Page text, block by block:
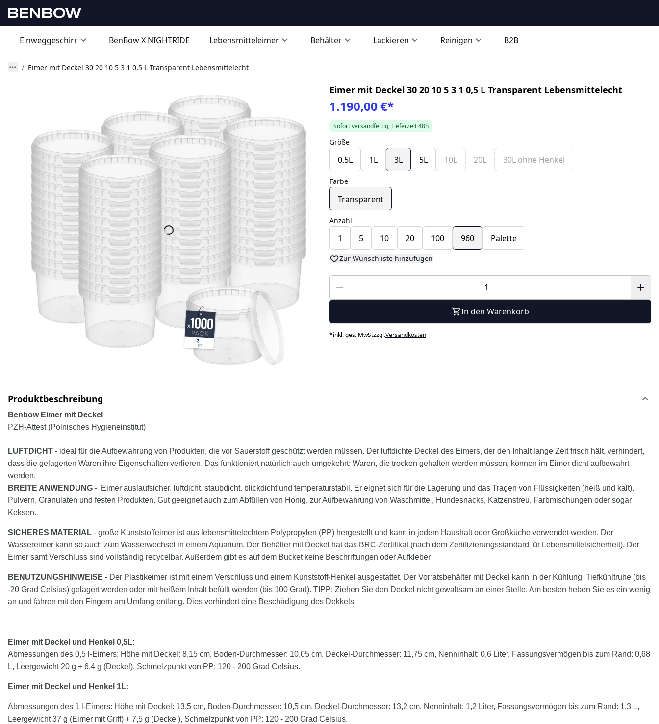
Einweggeschirr BenBow X NIGHTRIDE Lebensmitteleimer Behälter Lackieren Reinigen B2B
Eimer mit Deckel 30 20 10 5 3 1 0,5 L Transparent Lebensmittelecht
Eimer mit Deckel 30 20 10 5 3 1 0,5 L Transparent Lebensmittelecht
1.190,00 €*
Sofort versandfertig, Lieferzeit 48h
Größe
0.5L 1L 3L 5L 10L 20L 30L ohne Henkel
Farbe
Transparent
Anzahl
1 5 10 20 100 960 Palette
Zur Wunschliste hinzufügen
In den Warenkorb
*inkl. ges. MwStzzgl.Versandkosten
Produktbeschreibung
Benbow Eimer mit Deckel
PZH-Attest (Polnisches Hygieneinstitut)
LUFTDICHT - ideal für die Aufbewahrung von Produkten, die vor Sauerstoff geschützt werden müssen. Der luftdichte Deckel des Eimers, der den Inhalt lange Zeit frisch hält, verhindert,
dass die gelagerten Waren ihre Eigenschaften verlieren. Das funktioniert natürlich auch umgekehrt: Waren, die trocken gehalten werden müssen, können im Eimer dicht aufbewahrt
werden.
BREITE ANWENDUNG - Eimer auslaufsicher, luftdicht, staubdicht, blickdicht und temperaturstabil. Er eignet sich für die Lagerung und das Tragen von Flüssigkeiten (heiß und kalt),
Pulvern, Granulaten und festen Produkten. Gut geeignet auch zum Abfüllen von Honig, zur Aufbewahrung von Waschmittel, Hundesnacks, Katzenstreu, Farbmischungen oder sogar
Keksen.
SICHERES MATERIAL - große Kunststoffeimer ist aus lebensmittelechtem Polypropylen (PP) hergestellt und kann in jedem Haushalt oder Großküche verwendet werden. Der
Wassereimer kann so auch zum Wasserwechsel in einem Aquarium. Der Behälter mit Deckel hat das BRC-Zertifikat (nach dem Zertifizierungsstandard für Lebensmittelsicherheit). Der
Eimer samt Verschluss sind vollständig recycelbar. Außerdem gibt es auf dem Bucket keine Beschriftungen oder Aufkleber.
BENUTZUNGSHINWEISE - Der Plastikeimer ist mit einem Verschluss und einem Kunststoff-Henkel ausgestattet. Der Vorratsbehälter mit Deckel kann in der Kühlung, Tiefkühltruhe (bis
-20 Grad Celsius) gelagert werden oder mit heißem Inhalt befüllt werden (bis 100 Grad). TIPP: Ziehen Sie den Deckel nicht gewaltsam an einer Stelle. Am besten heben Sie es ein wenig
an und fahren mit den Fingern am Umfang entlang. Dies verhindert eine Beschädigung des Dekkels.
Eimer mit Deckel und Henkel 0,5L:
Abmessungen des 0,5 l-Eimers: Höhe mit Deckel: 8,15 cm, Boden-Durchmesser: 10,05 cm, Deckel-Durchmesser: 11,75 cm, Nenninhalt: 0,6 Liter, Fassungsvermögen bis zum Rand: 0,68
L, Leergewicht 20 g + 6,4 g (Deckel), Schmelzpunkt von PP: 120 - 200 Grad Celsius.
Eimer mit Deckel und Henkel 1L:
Abmessungen des 1 l-Eimers: Höhe mit Deckel: 13,5 cm, Boden-Durchmesser: 10,5 cm, Deckel-Durchmesser: 13,2 cm, Nenninhalt: 1,2 Liter, Fassungsvermögen bis zum Rand: 1,3 L,
Leergewicht 37 g (Eimer mit Griff) + 7,5 g (Deckel), Schmelzpunkt von PP: 120 - 200 Grad Celsius.